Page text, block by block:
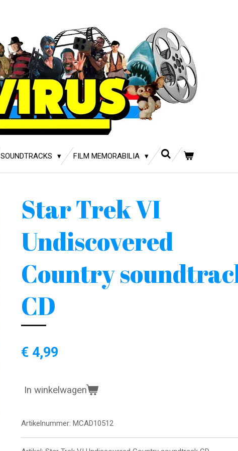
SOUNDTRACKS FILM MEMORABILIA
Star Trek VI
Undiscovered
Country
CD
€ 4,99
In winkelwagen
Artikelnummer: MCAD10512